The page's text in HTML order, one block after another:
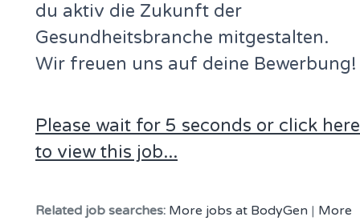
du aktiv die Zukunft der
Gesundheitsbranche mitgestalten.
Wir freuen uns auf deine Bewerbung!
Please wait for 5 seconds or click here
to view this job...
Related job searches: More jobs at BodyGen | More